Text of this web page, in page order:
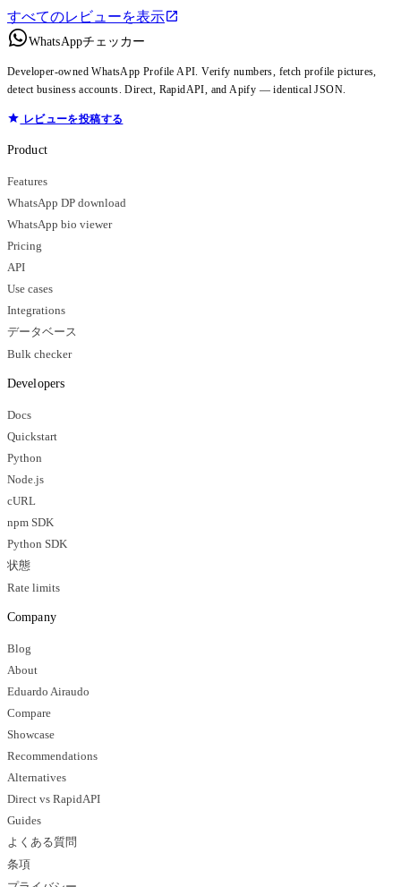
すべてのレビューを表示
WhatsAppチェッカー
Developer-owned WhatsApp Profile API. Verify numbers, fetch profile pictures,
detect business accounts. Direct, RapidAPI, and Apify — identical JSON.
レビューを投稿する
Product
Features
WhatsApp DP download
WhatsApp bio viewer
Pricing
API
Use cases
Integrations
データベース
Bulk checker
Developers
Docs
Quickstart
Python
Node.js
cURL
npm SDK
Python SDK
状態
Rate limits
Company
Blog
About
Eduardo Airaudo
Compare
Showcase
Recommendations
Alternatives
Direct vs RapidAPI
Guides
よくある質問
条項